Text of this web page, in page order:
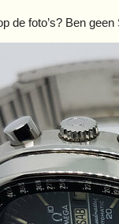
de foto’s? Ben